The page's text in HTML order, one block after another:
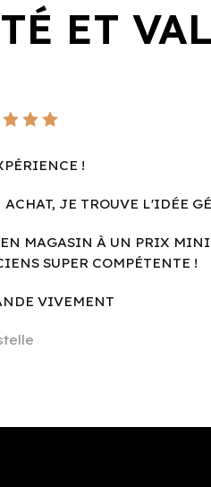
ET
!
JE TROUVE L'IDÉE
MAGASIN À UN PRIX
SUPER COMPÉTENTE !
VIVEMENT